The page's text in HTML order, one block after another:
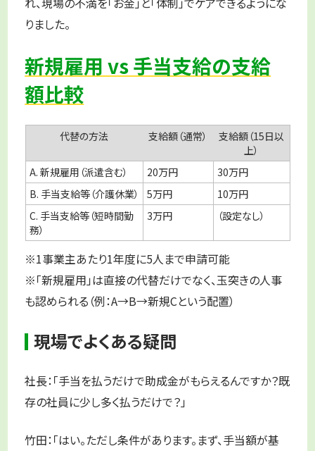
りました。
新規雇用 vs 手当支給の支給
額比較
代替の方法 支給額（通常）
支給額（15日以
上）
A. 新規雇用（派遣含む）
20万円
30万円
B. 手当支給等（介護休業）
5万円
10万円
C. 手当支給等（短時間勤
務）
3万円 （設定なし）
※1事業主あたり1年度に5人まで申請可能
※「新規雇用」は直接の代替だけでなく、玉突きの人事
も認められる（例：A→B→新規Cという配置）
現場でよくある疑問
社長：「手当を払うだけで助成金がもらえるんですか？既
存の社員に少し多く払うだけで？」
竹田：「はい。ただし条件があります。まず、手当額が基